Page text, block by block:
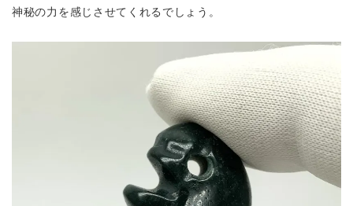
神秘の力を感じさせてくれるでしょう。